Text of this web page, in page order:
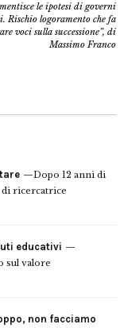
le ipotesi di governi
Rischio logoramento che fa
voci sulla successione”, di
Massimo Franco
Dopo 12 anni di
ricercatrice
educativi
sul valore
non facciamo